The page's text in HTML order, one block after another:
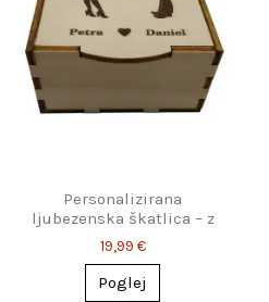
Personalizirana
ljubezenska škatlica – z
gravuro dveh imen
19,99 €
Poglej